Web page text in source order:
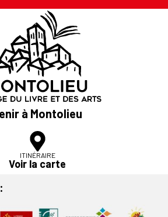
à Montolieu
ITINÉRAIRE
Voir la carte